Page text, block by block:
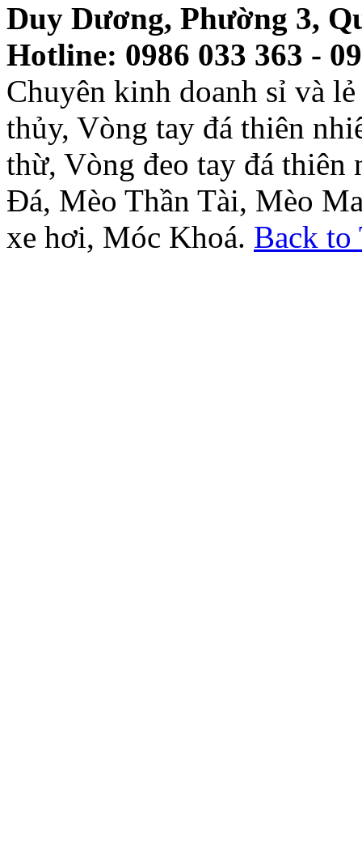
Duy Dương, Phường 3,
Hotline: 0986 033 363 -
Chuyên kinh doanh sỉ và
thủy, Vòng tay đá thiên
thừ, Vòng đeo tay đá thiên
Đá, Mèo Thần Tài, Mèo
xe hơi, Móc Khoá. Back to